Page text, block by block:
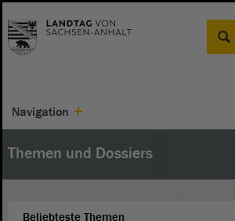
Suche
Navigation
Themen und Dossiers